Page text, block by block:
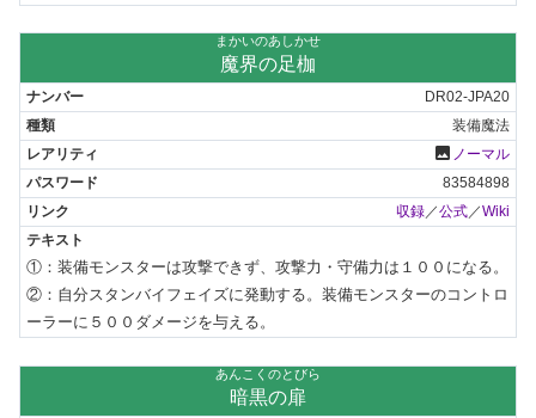
まかいのあしかせ
魔界の足枷
DR02-JPA20
装備魔法
photo ノーマル
83584898
収録／公式／Wiki
①：装備モンスターは攻撃できず、攻撃力・守備力は１００になる。
②：自分スタンバイフェイズに発動する。装備モンスターのコントロ
ーラーに５００ダメージを与える。
あんこくのとびら
暗黒の扉